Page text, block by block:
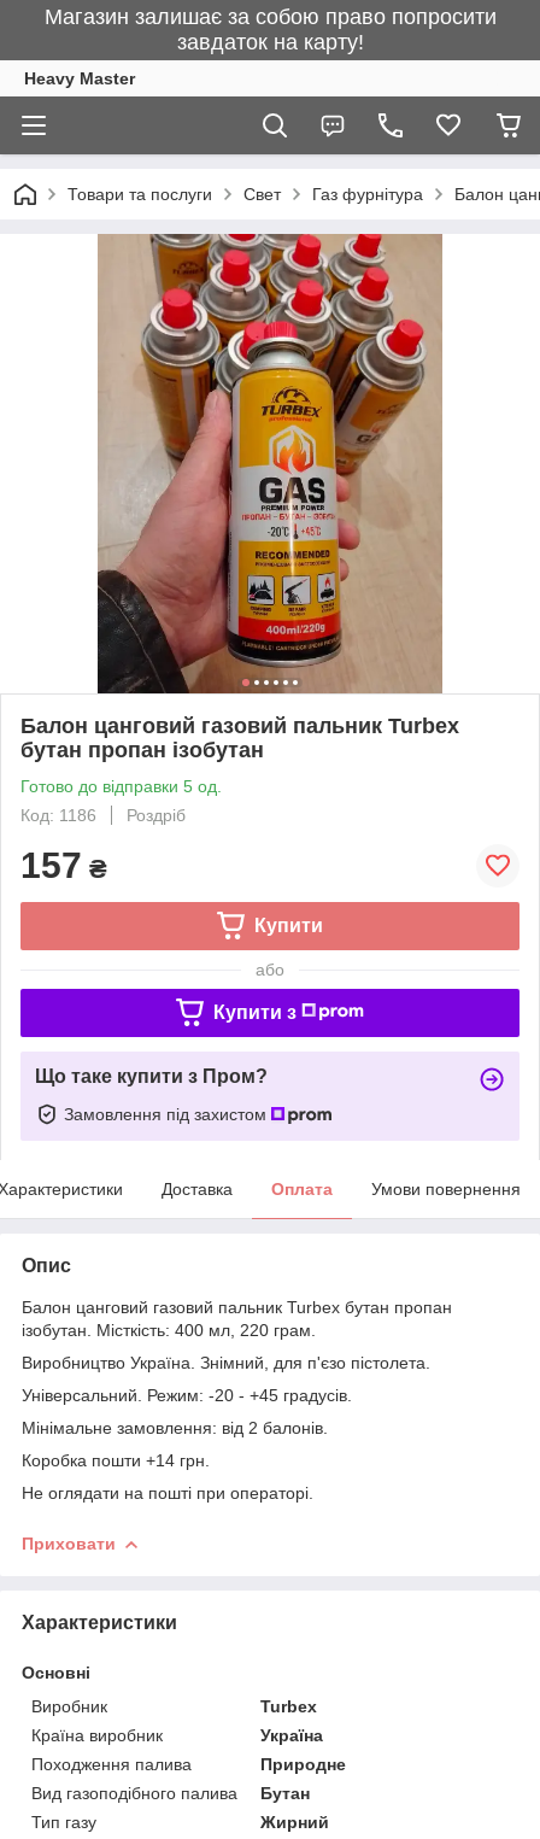
Магазин залишає за собою право попросити
завдаток на карту!
Heavy Master
Товари та послуги Свет Газ фурнітура Балон
Балон цанговий газовий пальник Turbex
бутан пропан ізобутан
Готово до відправки 5 од.
Код: 1186
Роздріб
157 ₴
Купити
або
Купити з
Що таке купити з Пром?
Замовлення під захистом
Доставка Оплата Умови повернення
Опис
Балон цанговий газовий пальник Turbex бутан пропан
ізобутан. Місткість: 400 мл, 220 грам.
Виробництво Україна. Знімний, для п'єзо пістолета.
Універсальний. Режим: -20 - +45 градусів.
Мінімальне замовлення: від 2 балонів.
Коробка пошти +14 грн.
Не оглядати на пошті при операторі.
Приховати
Характеристики
Основні
Виробник
Turbex
Країна виробник
Україна
Походження палива
Природне
Вид газоподібного палива
Бутан
Тип газу
Жирний